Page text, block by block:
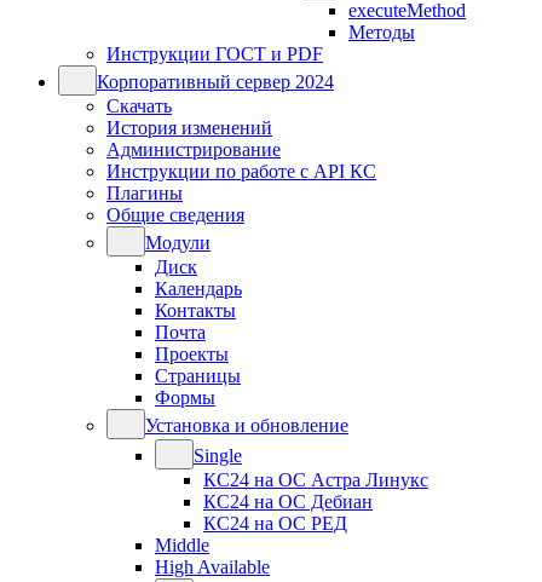
executeMethod
Методы
Инструкции ГОСТ и PDF
Корпоративный сервер 2024
Скачать
История изменений
Администрирование
Инструкции по работе с API КС
Плагины
Общие сведения
Модули
Диск
Календарь
Контакты
Почта
Проекты
Страницы
Формы
Установка и обновление
Single
КС24 на ОС Астра Линукс
КС24 на ОС Дебиан
КС24 на ОС РЕД
Middle
High Available